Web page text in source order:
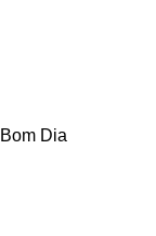
Bom Dia